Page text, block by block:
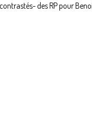
des RP pour